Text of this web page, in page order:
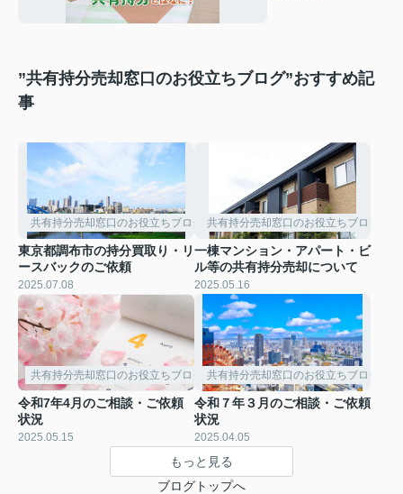
”共有持分売却窓口のお役立ちブログ”おすすめ記
事
共有持分売却窓口のお役立ちブログ
東京都調布市の持分買取り・リ
ースバックのご依頼
2025.07.08
共有持分売却窓口のお役立ちブログ
一棟マンション・アパート・ビ
ル等の共有持分売却について
2025.05.16
共有持分売却窓口のお役立ちブログ
令和7年4月のご相談・ご依頼
状況
2025.05.15
共有持分売却窓口のお役立ちブログ
令和７年３月のご相談・ご依頼
状況
2025.04.05
もっと見る
ブログトップへ